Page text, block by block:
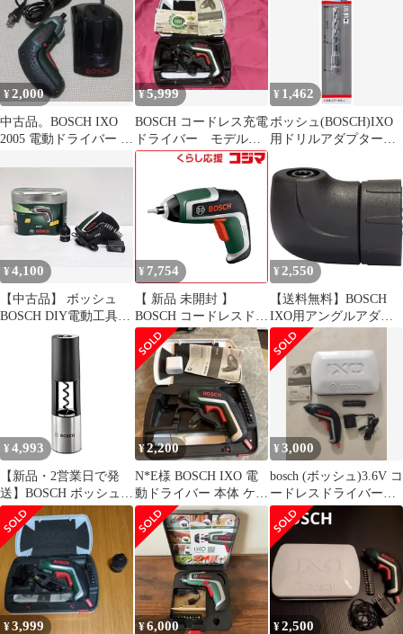
¥2,000
中古品。BOSCH IXO
2005 電動ドライバー 本
¥5,999
BOSCH コードレス充電
ドライバー モデル
IXO 未使用品 4101-
¥ 1,462
ボッシュ(BOSCH)IXO
用ドリルアダプター専
5mmφ2608577056奥行
0.5x高さ9.1x幅0.635cm
¥4,100
【中古品】 ボッシュ
BOSCH DIY電動工具
DC3.6V バッテリード
ライバー IXO 3 603 J81
051 ○YR-20183○
¥ 7,754
【 新品 未開封 】
BOSCH コードレスドラ
イバー IXO(アイ・エッ
クス・オー) IXO7 未使
用 送料無料
¥ 2,550
【送料無料】BOSCH
IXO用アングルアダプ
ター
¥ 4,993
【新品・2営業日で発
送】BOSCH ボッシュ
ボッシュ IXOアダプタ
ー ワインオープナー
¥2,200
N*E様 BOSCH IXO 電
動ドライバー 本体 ケー
ス付き
¥3,000
bosch (ボッシュ)3.6V コ
ードレスドライバー
IXO 3
¥3,999 ¥6,000 ¥2,500